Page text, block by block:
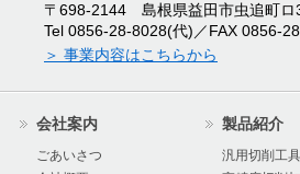
本社新工場竣工のお
2024年度夏季休暇の
オーエムアイ 棚卸
〒698-2144 島根県益田市虫追町ロ
Tel 0856-28-8028(代)／FAX 0856-
＞ 事業内容はこちらから
会社案内
ごあいさつ
製品紹介
汎用切削工具